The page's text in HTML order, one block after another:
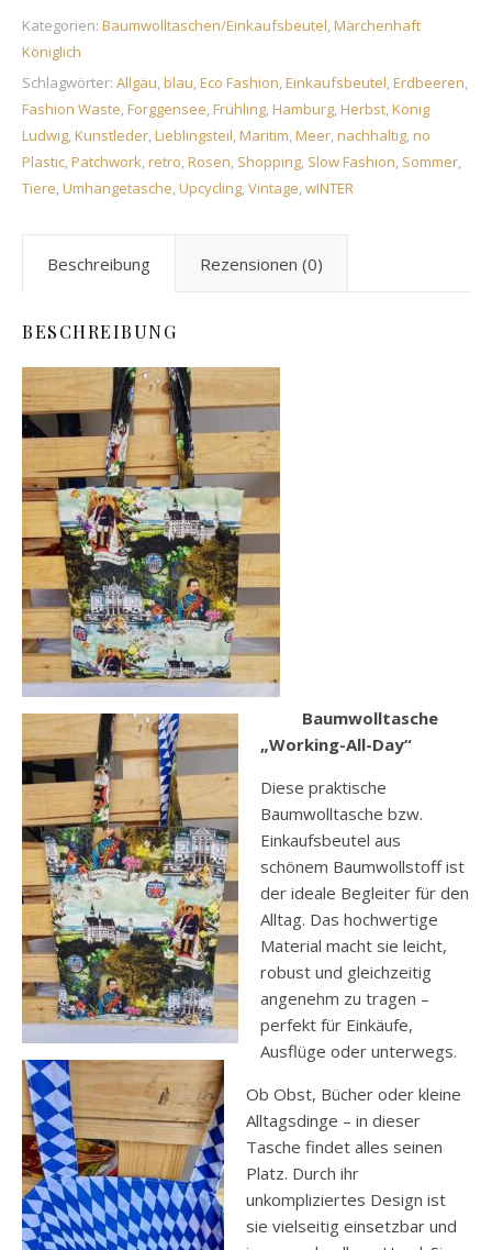
Kategorien: Baumwolltaschen/Einkaufsbeutel,Märchenhaft
Königlich
Schlagwörter: Allgäu,blau,Eco Fashion,Einkaufsbeutel,Erdbeeren,
Fashion Waste,Forggensee,Frühling,Hamburg,Herbst,König
Ludwig,Kunstleder,Lieblingsteil,Maritim,Meer,nachhaltig,no
Plastic,Patchwork,retro,Rosen, Shopping, Slow Fashion, Sommer,
Tiere,Umhängetasche,Upcycling,Vintage,wINTER
Beschreibung Rezensionen (0)
BESCHREIBUNG
Baumwolltasche
„Working-All-Day“
Diese praktische
Baumwolltasche bzw.
Einkaufsbeutel aus
schönem Baumwollstoff ist
der ideale Begleiter für den
Alltag. Das hochwertige
Material macht sie leicht,
robust und gleichzeitig
angenehm zu tragen –
perfekt für Einkäufe,
Ausflüge oder unterwegs.
Ob Obst, Bücher oder kleine
Alltagsdinge – in dieser
Tasche findet alles seinen
Platz. Durch ihr
unkompliziertes Design ist
sie vielseitig einsetzbar und